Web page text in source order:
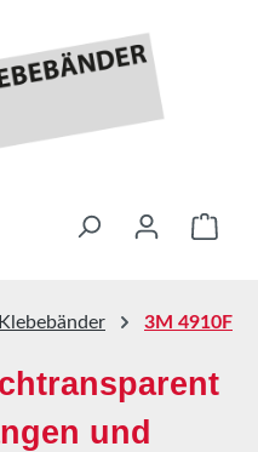
3M 4910F
und